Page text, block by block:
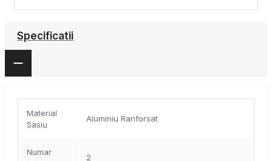
Specificatii
Material
Sasiu
Aluminiu Ranforsat
Numar
2